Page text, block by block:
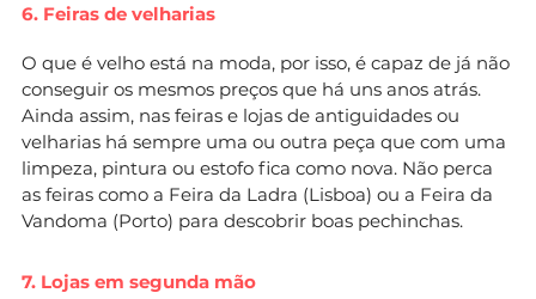
6. Feiras de velharias
O que é velho está na moda, por isso, é capaz de já não
conseguir os mesmos preços que há uns anos atrás.
Ainda assim, nas feiras e lojas de antiguidades ou
velharias há sempre uma ou outra peça que com uma
limpeza, pintura ou estofo fica como nova. Não perca
as feiras como a Feira da Ladra (Lisboa) ou a Feira da
Vandoma (Porto) para descobrir boas pechinchas.
7. Lojas em segunda mão